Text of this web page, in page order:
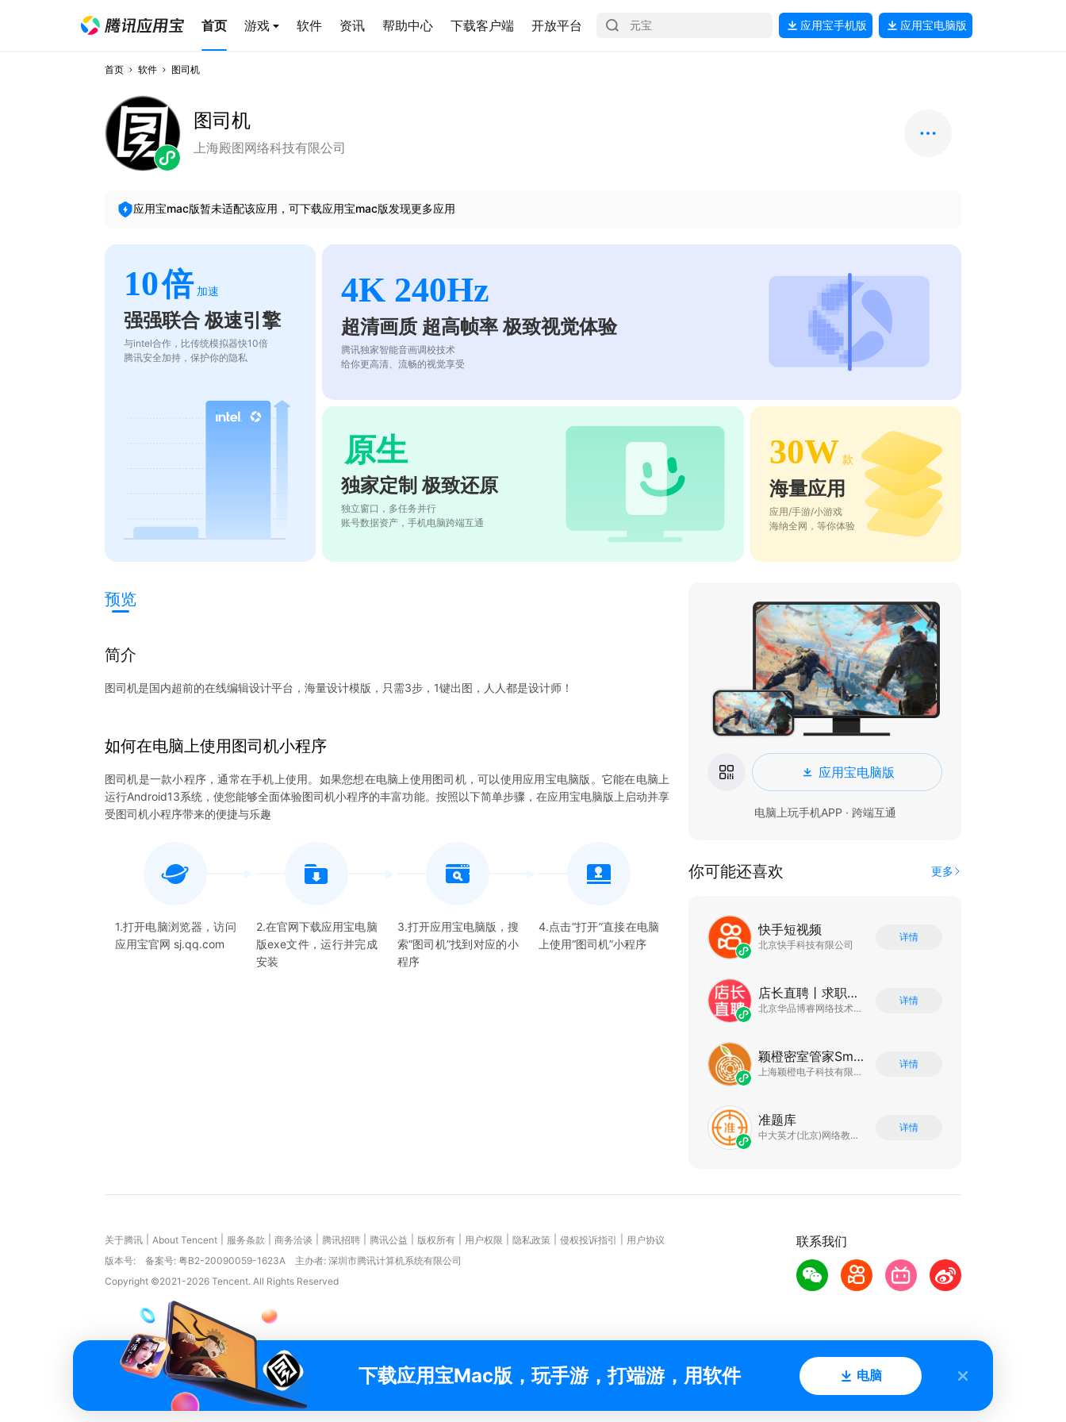
首页 游戏 软件 资讯 帮助中心 下载客户端 开放平台 应用宝手机版 应用宝电脑版
首页 软件 图司机
图司机
上海殿图网络科技有限公司
应用宝mac版暂未适配该应用，可下载应用宝mac版发现更多应用
10倍 加速
强强联合 极速引擎
与intel合作，比传统模拟器快10倍
腾讯安全加持，保护你的隐私
4K 240Hz
超清画质 超高帧率 极致视觉体验
腾讯独家智能音画调校技术
给你更高清、流畅的视觉享受
原生
独家定制 极致还原
独立窗口，多任务并行
账号数据资产，手机电脑跨端互通
30W 款
海量应用
应用/手游/小游戏
海纳全网，等你体验
预览
简介
图司机是国内超前的在线编辑设计平台，海量设计模版，只需3步，1键出图，人人都是设计师！
如何在电脑上使用图司机小程序
图司机是一款小程序，通常在手机上使用。如果您想在电脑上使用图司机，可以使用应用宝电脑版。它能在电脑上
运行Android13系统，使您能够全面体验图司机小程序的丰富功能。按照以下简单步骤，在应用宝电脑版上启动并享
受图司机小程序带来的便捷与乐趣
1.打开电脑浏览器，访问
应用宝官网 sj.qq.com
2.在官网下载应用宝电脑
版exe文件，运行并完成
安装
3.打开应用宝电脑版，搜
索“图司机”找到对应的小
程序
4.点击“打开”直接在电脑
上使用“图司机”小程序
应用宝电脑版
电脑上玩手机APP · 跨端互通
你可能还喜欢 更多
快手短视频
北京快手科技有限公司
详情
店长直聘丨求职招聘找工作
北京华品博睿网络技术有限公司
详情
颖橙密室管家SmartOrange
上海颖橙电子科技有限公司
详情
准题库
中大英才(北京)网络教育科技有限公司
详情
联系我们
关于腾讯 About Tencent 服务条款 商务洽谈 腾讯招聘 腾讯公益 版权所有 用户权限 隐私政策 侵权投诉指引
用户协议
版本号:
备案号: 粤B2-20090059-1623A
主办者: 深圳市腾讯计算机系统有限公司
Copyright ©2021-2026 Tencent. All Rights Reserved
下载应用宝Mac版，玩手游，打端游，用软件 电脑